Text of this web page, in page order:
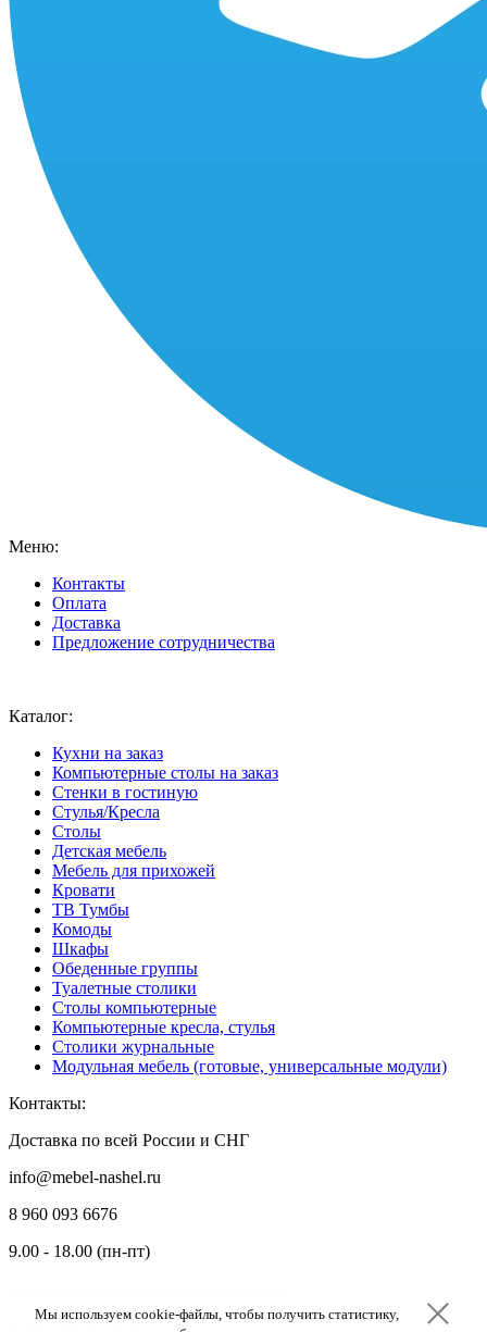
Мы используем cookie-файлы, чтобы получить статистику,
Меню:
Контакты
Оплата
Доставка
Предложение сотрудничества
Каталог:
Кухни на заказ
Компьютерные столы на заказ
Стенки в гостиную
Стулья/Кресла
Столы
Детская мебель
Мебель для прихожей
Кровати
ТВ Тумбы
Комоды
Шкафы
Обеденные группы
Туалетные столики
Столы компьютерные
Компьютерные кресла, стулья
Столики журнальные
Модульная мебель (готовые, универсальные модули)
Контакты:
Доставка по всей России и СНГ
info@mebel-nashel.ru
8 960 093 6676
9.00 - 18.00 (пн-пт)
Мы используем cookie-файлы, чтобы получить статистику,
Мы используем cookie-файлы, чтобы получить статистику,